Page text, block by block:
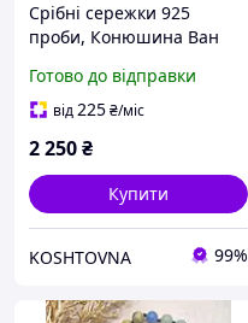
Срібні сережки 925
проби, Конюшина Ван
онікс
Готово до відправки
від225₴/міс
2 250₴
Купити
KOSHTOVNA 99%